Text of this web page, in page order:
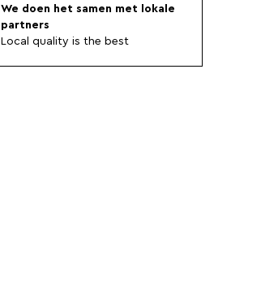
We doen het samen met lokale
partners
Local quality is the best